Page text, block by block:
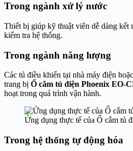
Trong ngành xử lý nước
Thiết bị giúp kỹ thuật viên dễ dàng kết
kiểm tra hệ thống.
Trong ngành năng lượng
Các tủ điều khiển tại nhà máy điện
trang bị Ổ cắm tủ điện Phoenix EO-
hoạt trong quá trình vận hành.
Ứng dụng thực tế của Ổ cắm tủ
Trong hệ thống tự động hóa